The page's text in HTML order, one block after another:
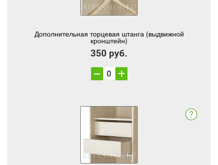
Дополнительная торцевая штанга (выдвижной
кронштейн)
350 руб.